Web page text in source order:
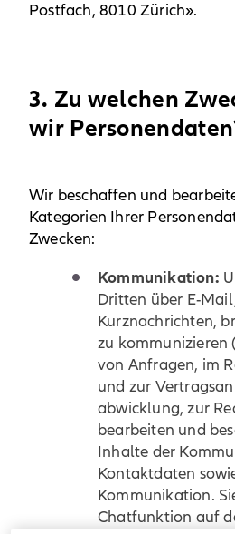
Postfach, 8010 Zürich».
3. Zu welchen
wir
Wir beschaffen und
Kategorien Ihrer
Zwecken:
Kommunikation:
Dritten über E-
Kurznachrichten,
zu kommunizieren
von Anfragen, im
und zur
abwicklung, zur
bearbeiten und
Inhalte der
Kontaktdaten
Kommunikation.
Chatfunktion auf